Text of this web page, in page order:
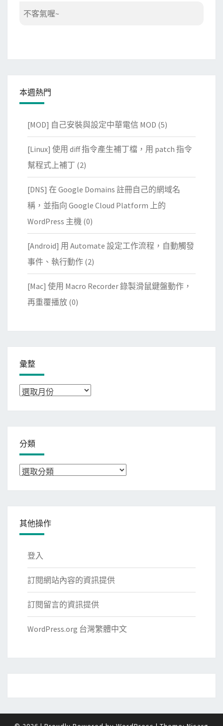
不客氣喔~
本週熱門
[MOD] 自己安裝與設定中華電信 MOD (5)
[Linux] 使用 diff 指令產生補丁檔，用 patch 指令
幫程式上補丁 (2)
[DNS] 在 Google Domains 註冊自己的網域名
稱，並指向 Google Cloud Platform 上的
WordPress 主機 (0)
[Android] 用 Automate 設定工作流程，自動觸發
事件、執行動作 (2)
[Mac] 使用 Macro Recorder 錄製滑鼠鍵盤動作，
再重覆播放 (0)
彙整
彙
分類
分
其他操作
登入
訂閱網站內容的資訊提供
訂閱留言的資訊提供
WordPress.org 台灣繁體中文